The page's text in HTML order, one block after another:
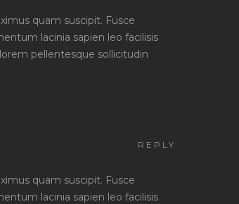
quam suscipit. Fusce
lacinia sapien leo facilisis
pellentesque sollicitudin
quam suscipit. Fusce
lacinia sapien leo facilisis
REPLY